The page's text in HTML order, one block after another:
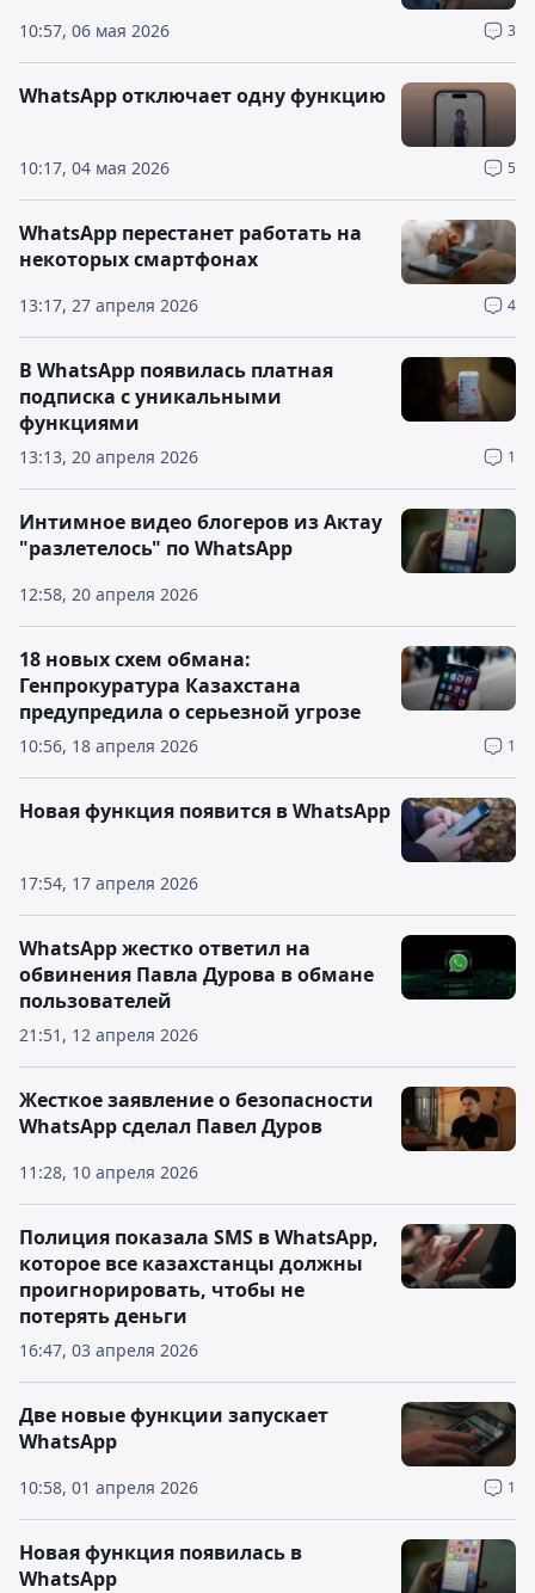
10:57, 06 мая 2026 3
10:17, 04 мая 2026 5
WhatsApp отключает одну функцию
13:17, 27 апреля 2026 4
WhatsApp перестанет работать на
некоторых смартфонах
13:13, 20 апреля 2026 1
В WhatsApp появилась платная
подписка с уникальными
функциями
12:58, 20 апреля 2026
Интимное видео блогеров из Актау
"разлетелось" по WhatsApp
10:56, 18 апреля 2026 1
18 новых схем обмана:
Генпрокуратура Казахстана
предупредила о серьезной угрозе
17:54, 17 апреля 2026
Новая функция появится в WhatsApp
21:51, 12 апреля 2026
WhatsApp жестко ответил на
обвинения Павла Дурова в обмане
пользователей
11:28, 10 апреля 2026
Жесткое заявление о безопасности
WhatsApp сделал Павел Дуров
16:47, 03 апреля 2026
Полиция показала SMS в WhatsApp,
которое все казахстанцы должны
проигнорировать, чтобы не
потерять деньги
10:58, 01 апреля 2026 1
Две новые функции запускает
WhatsApp
Новая функция появилась в
WhatsApp